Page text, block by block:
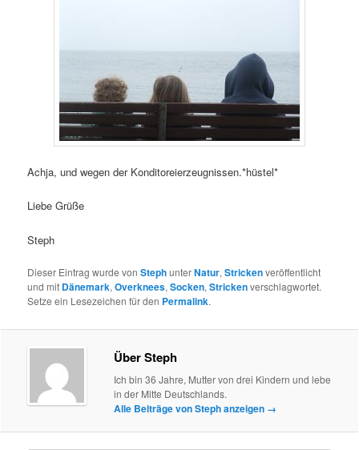
Achja, und wegen der Konditoreierzeugnissen.*hüstel*
Liebe Grüße
Steph
Dieser Eintrag wurde vonStephunterNatur,Strickenveröffentlicht
und mit Dänemark,Overknees,Socken,Strickenverschlagwortet.
Setze ein Lesezeichen für den Permalink.
Über Steph
Ich bin 36 Jahre, Mutter von drei Kindern und lebe
in der Mitte Deutschlands.
Alle Beiträge von Steph anzeigen →